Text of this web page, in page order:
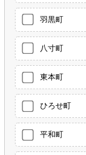
羽黒町
八寸町
東本町
ひろせ町
平和町